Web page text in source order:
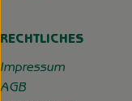
RECHTLICHES
Impressum
AGB